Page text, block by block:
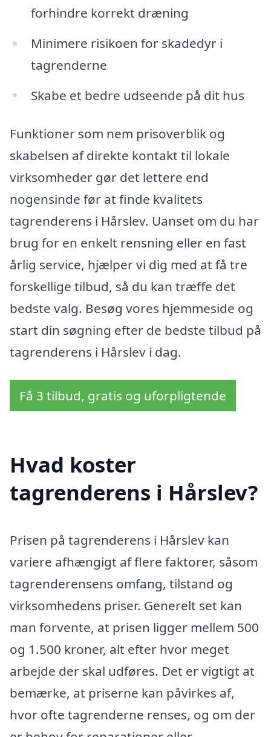
forhindre korrekt dræning
Minimere risikoen for skadedyr i
tagrenderne
Skabe et bedre udseende på dit hus
Funktioner som nem prisoverblik og
skabelsen af direkte kontakt til lokale
virksomheder gør det lettere end
nogensinde før at finde kvalitets
tagrenderens i Hårslev. Uanset om du har
brug for en enkelt rensning eller en fast
årlig service, hjælper vi dig med at få tre
forskellige tilbud, så du kan træffe det
bedste valg. Besøg vores hjemmeside og
start din søgning efter de bedste tilbud på
tagrenderens i Hårslev i dag.
Få 3 tilbud, gratis og uforpligtende
Hvad koster
tagrenderens i Hårslev?
Prisen på tagrenderens i Hårslev kan
variere afhængigt af flere faktorer, såsom
tagrenderensens omfang, tilstand og
virksomhedens priser. Generelt set kan
man forvente, at prisen ligger mellem 500
og 1.500 kroner, alt efter hvor meget
arbejde der skal udføres. Det er vigtigt at
bemærke, at priserne kan påvirkes af,
hvor ofte tagrenderne renses, og om der